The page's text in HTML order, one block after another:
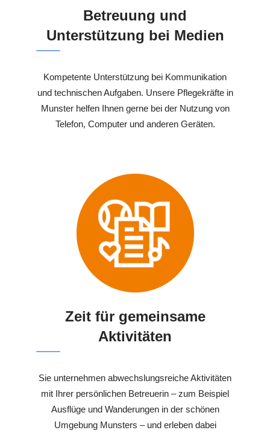
Betreuung und
Unterstützung bei Medien
Kompetente Unterstützung bei Kommunikation
und technischen Aufgaben. Unsere Pflegekräfte in
Munster helfen Ihnen gerne bei der Nutzung von
Telefon, Computer und anderen Geräten.
Zeit für gemeinsame
Aktivitäten
Sie unternehmen abwechslungsreiche Aktivitäten
mit Ihrer persönlichen Betreuerin – zum Beispiel
Ausflüge und Wanderungen in der schönen
Umgebung Munsters – und erleben dabei